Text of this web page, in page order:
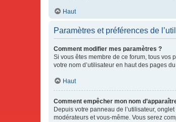
Haut
Paramètres et préférences de
Comment modifier mes paramètres ?
Si vous êtes membre de ce forum, tous vos
votre nom d’utilisateur en haut des pages
Haut
Comment empêcher mon nom
Depuis votre panneau de l’utilisateur,
modérateurs et vous-même. Vous serez